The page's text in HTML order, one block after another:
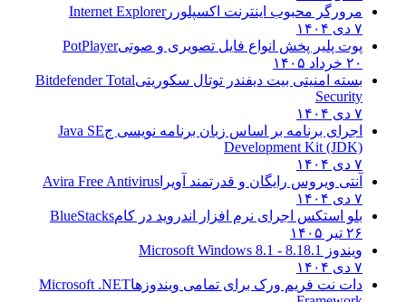
مرورگر محبوب اینترنت اکسپلوررInternet Explorer
۷ دی ۱۴۰۴
پوت پلیر پخش انواع فایل تصویری و صوتیPotPlayer
۲۰ خرداد ۱۴۰۵
بسته امنیتی بیت دیفندر توتال سکوریتیBitdefender Total
Security
۷ دی ۱۴۰۴
اجرای برنامه بر اساس زبان برنامه نویسی جJava SE
Development Kit (JDK)
۷ دی ۱۴۰۴
آنتی ویروس رایگان و قدرتمند آویرا Avira Free Antivirus
۷ دی ۱۴۰۴
بلو استکس اجرای نرم افزار اندروید در کامBlueStacks
۲۶ تیر ۱۴۰۵
ویندوز 8.1
8.1 - Microsoft Windows 8.1
۷ دی ۱۴۰۴
دات نت فریم ورک برای تمامی ویندوزهاMicrosoft .NET